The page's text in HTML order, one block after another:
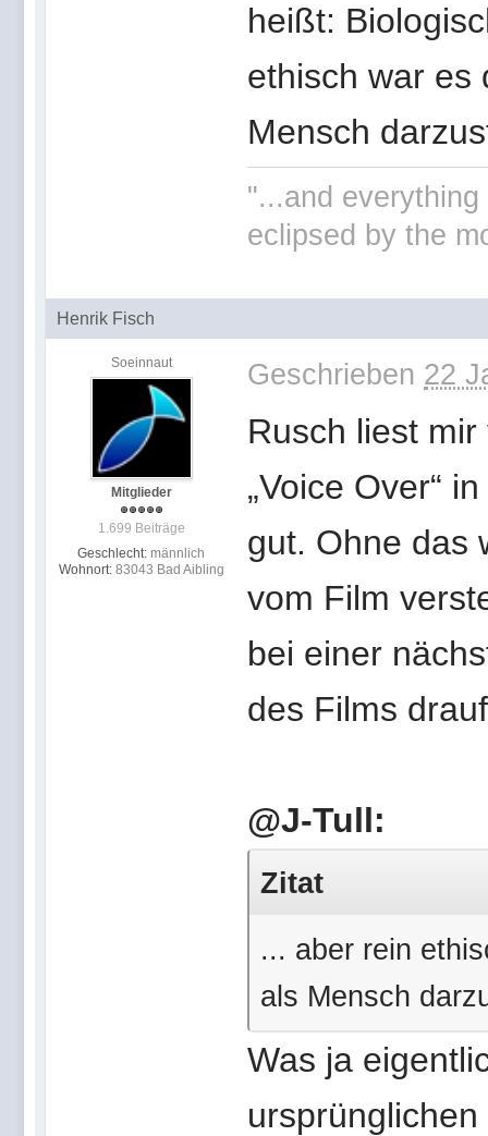
heißt:
ethisch war es
Mensch
"...and
eclipsed by the
Henrik Fisch
Soeinnaut
Mitglieder
1.699 Beiträge
Geschlecht: männlich
Wohnort: 83043 Bad Aibling
Geschrieben 22
Rusch liest
„Voice Over“
gut. Ohne das
vom Film
bei einer
des Films
@J-Tull:
Zitat
... aber rein
als Mensch
Was ja